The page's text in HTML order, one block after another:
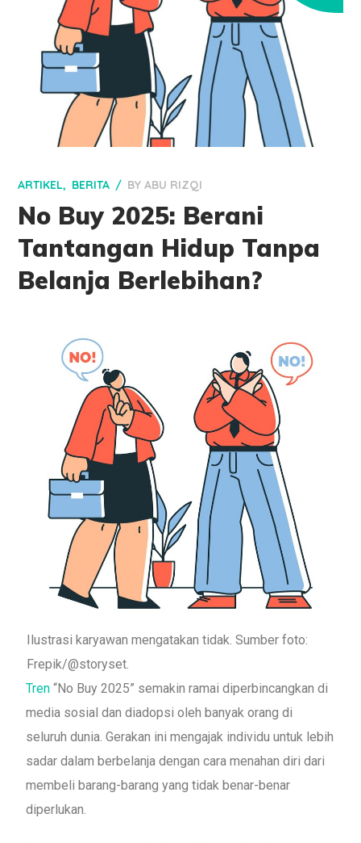
ARTIKEL BERITA BYABU RIZQI
No Buy 2025: Berani
Tantangan Hidup Tanpa
Belanja Berlebihan?
Ilustrasi karyawan mengatakan tidak. Sumber foto:
Frepik/@storyset.
Tren “No Buy 2025” semakin ramai diperbincangkan di
media sosial dan diadopsi oleh banyak orang di
seluruh dunia. Gerakan ini mengajak individu untuk lebih
sadar dalam berbelanja dengan cara menahan diri dari
membeli barang-barang yang tidak benar-benar
diperlukan.